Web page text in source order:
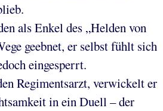
als Enkel des „Helden von
geebnet, er selbst fühlt sich
eingesperrt.
Regimentsarzt, verwickelt er
in ein Duell – der